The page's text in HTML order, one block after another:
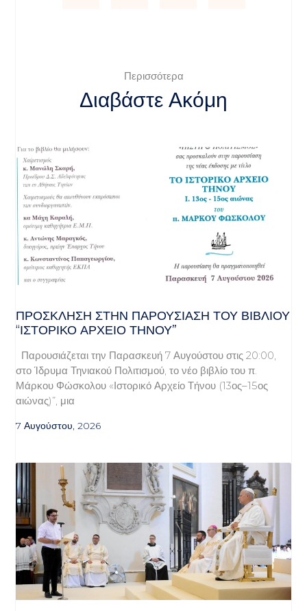
Περισσότερα
Διαβάστε Ακόμη
ΠΡΌΣΚΛΗΣΗ ΣΤΗΝ ΠΑΡΟΥΣΊΑΣΗ ΤΟΥ ΒΙΒΛΊΟΥ
“ΙΣΤΟΡΙΚΌ ΑΡΧΕΊΟ ΤΉΝΟΥ”
Παρουσιάζεται την Παρασκευή 7 Αυγούστου στις 20:00,
στο Ίδρυμα Τηνιακού Πολιτισμού, το νέο βιβλίο του π.
Μάρκου Φώσκολου «Ιστορικό Αρχείο Τήνου (13ος–15ος
αιώνας)”, μια
7 Αυγούστου, 2026